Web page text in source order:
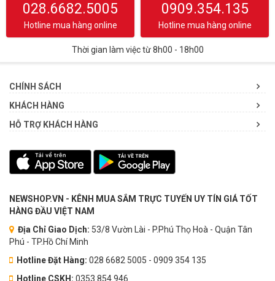
028.6682.5005
Hotline mua hàng online
0909.354.135
Hotline mua hàng online
Thời gian làm việc từ 8h00 - 18h00
CHÍNH SÁCH
KHÁCH HÀNG
HỖ TRỢ KHÁCH HÀNG
NEWSHOP.VN - KÊNH MUA SẮM TRỰC TUYẾN UY TÍN GIÁ TỐT
HÀNG ĐẦU VIỆT NAM
Địa Chỉ Giao Dịch: 53/8 Vườn Lài - P.Phú Thọ Hoà - Quận Tân
Phú - TP.Hồ Chí Minh
Hotline Đặt Hàng: 028 6682 5005 - 0909 354 135
Hotline CSKH: 0353.854.946